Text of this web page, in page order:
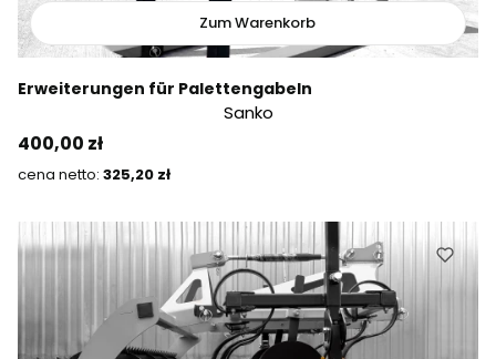
Zum Warenkorb
Erweiterungen für Palettengabeln
Sanko
Preis
400,00 zł
Preis
325,20 zł